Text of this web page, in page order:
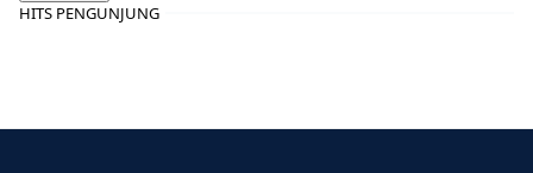
HITS PENGUNJUNG